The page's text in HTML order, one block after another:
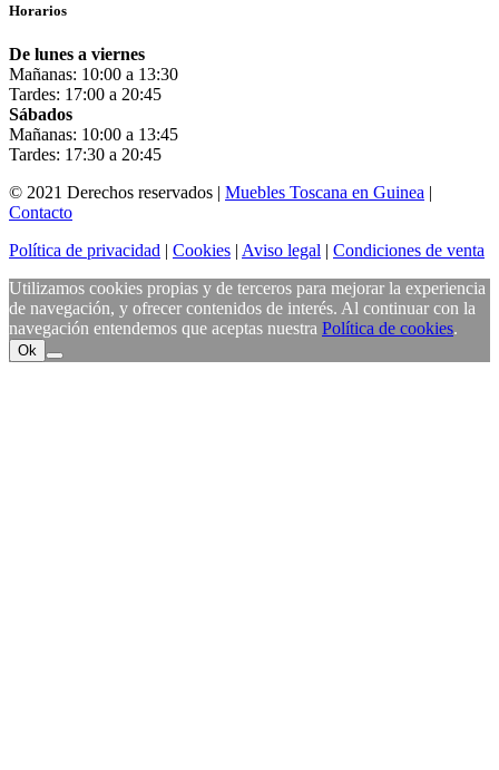
Horarios
De lunes a viernes
Mañanas: 10:00 a 13:30
Tardes: 17:00 a 20:45
Sábados
Mañanas: 10:00 a 13:45
Tardes: 17:30 a 20:45
© 2021 Derechos reservados | Muebles Toscana en Guinea |
Contacto
Política de privacidad | Cookies | Aviso legal | Condiciones de venta
Utilizamos cookies propias y de terceros para mejorar la experiencia
de navegación, y ofrecer contenidos de interés. Al continuar con la
navegación entendemos que aceptas nuestra Política de cookies.
Ok